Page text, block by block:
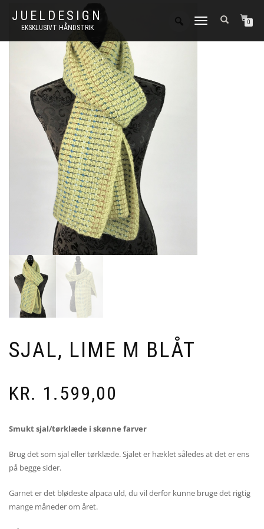
JUELDESIGN
EKSKLUSIVT HÅNDSTRIK
FLIP
0
SJAL, LIME M BLÅT
KR. 1.599,00
Smukt sjal/tørklæde i skønne farver
Brug det som sjal eller tørklæde. Sjalet er hæklet således at det er ens
på begge sider.
Garnet er det blødeste alpaca uld, du vil derfor kunne bruge det rigtig
mange måneder om året.